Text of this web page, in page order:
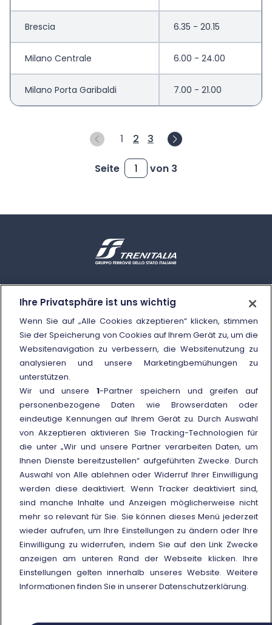
Brescia 6.35 - 20.15
Milano Centrale 6.00 - 24.00
Milano Porta Garibaldi 7.00 - 21.00
1 2 3
Seite von 3
Das Schlichtungsverfahren
Vergütung wegen Verspätung des
Zuges
Kundendienstbüros
Häufige Fragen (FAQ)
Weitere Informationen
Nutzungsbedingungen der
nationalen und
internationalen Preise und
Angebote
Externer Link
© Gruppo FS Italiane 2025
Cookie policy
Schutz personenbezogener Daten
Ihre Privatsphäre ist uns wichtig
Wenn Sie auf „Alle Cookies akzeptieren“ klicken, stimmen
Sie der Speicherung von Cookies auf Ihrem Gerät zu, um die
Websitenavigation zu verbessern, die Websitenutzung zu
analysieren und unsere Marketingbemühungen zu
unterstützen.
Wir und unsere1-Partner speichern und greifen auf
personenbezogene Daten wie Browserdaten oder
eindeutige Kennungen auf Ihrem Gerät zu. Durch Auswahl
von Akzeptieren aktivieren Sie Tracking-Technologien für
die unter „Wir und unsere Partner verarbeiten Daten, um
Ihnen Dienste bereitzustellen“ aufgeführten Zwecke. Durch
Auswahl von Alle ablehnen oder Widerruf Ihrer Einwilligung
werden diese deaktiviert. Wenn Tracker deaktiviert sind,
sind manche Inhalte und Anzeigen möglicherweise nicht
mehr so relevant für Sie. Sie können dieses Menü jederzeit
wieder aufrufen, um Ihre Einstellungen zu ändern oder Ihre
Einwilligung zu widerrufen, indem Sie auf den Link Zwecke
anzeigen am unteren Rand der Webseite klicken. Ihre
Einstellungen gelten innerhalb unseres Website. Weitere
Informationen finden Sie in unserer Datenschutzerklärung.